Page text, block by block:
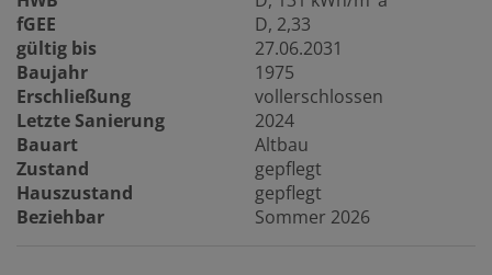
fGEE
D, 2,33
gültig bis
27.06.2031
Baujahr
1975
Erschließung
vollerschlossen
Letzte Sanierung
2024
Bauart
Altbau
Zustand
gepflegt
Hauszustand
gepflegt
Beziehbar
Sommer 2026